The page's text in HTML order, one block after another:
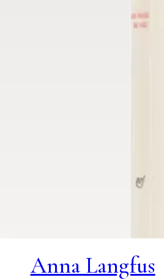
Anna Langfus